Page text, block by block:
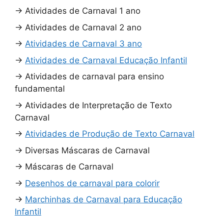
→ Atividades de Carnaval 1 ano
→ Atividades de Carnaval 2 ano
→ Atividades de Carnaval 3 ano
→ Atividades de Carnaval Educação Infantil
→ Atividades de carnaval para ensino
fundamental
→ Atividades de Interpretação de Texto
Carnaval
→ Atividades de Produção de Texto Carnaval
→ Diversas Máscaras de Carnaval
→ Máscaras de Carnaval
→ Desenhos de carnaval para colorir
→ Marchinhas de Carnaval para Educação
Infantil